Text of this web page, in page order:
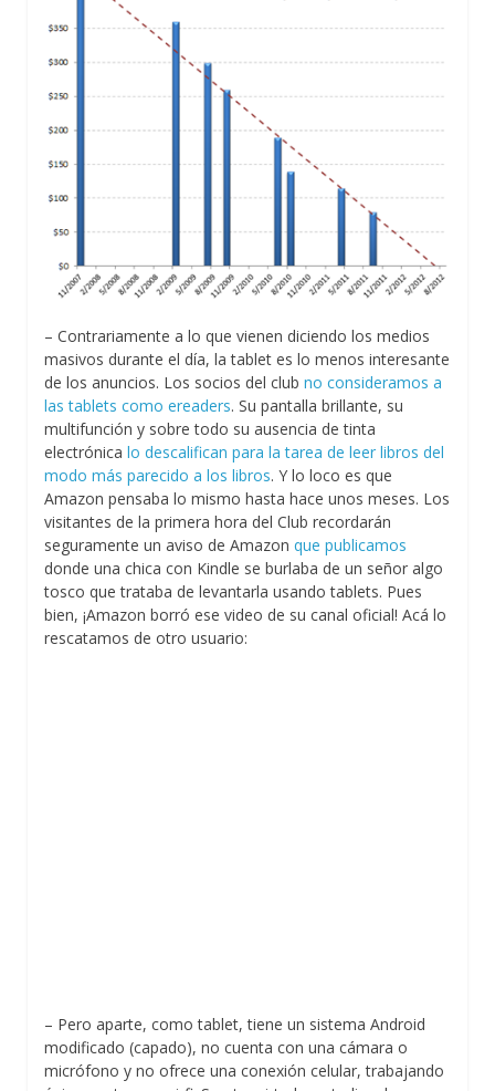
– Contrariamente a lo que vienen diciendo los medios
masivos durante el día, la tablet es lo menos interesante
de los anuncios. Los socios del club no consideramos a
las tablets como ereaders. Su pantalla brillante, su
multifunción y sobre todo su ausencia de tinta
electrónica lo descalifican para la tarea de leer libros del
modo más parecido a los libros. Y lo loco es que
Amazon pensaba lo mismo hasta hace unos meses. Los
visitantes de la primera hora del Club recordarán
seguramente un aviso de Amazon que publicamos
donde una chica con Kindle se burlaba de un señor algo
tosco que trataba de levantarla usando tablets. Pues
bien, ¡Amazon borró ese video de su canal oficial! Acá lo
rescatamos de otro usuario:
– Pero aparte, como tablet, tiene un sistema Android
modificado (capado), no cuenta con una cámara o
micrófono y no ofrece una conexión celular, trabajando